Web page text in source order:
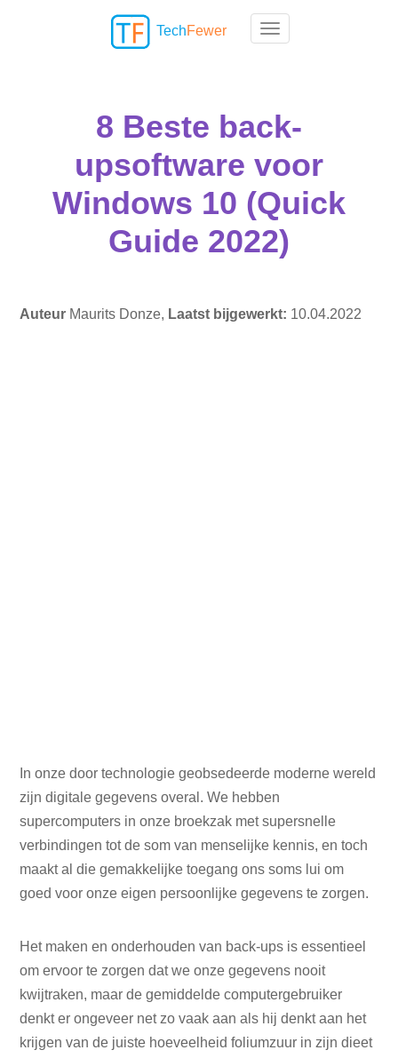
Toggle navigation
TechFewer
8 Beste back-
upsoftware voor
Windows 10 (Quick
Guide 2022)
Auteur Maurits Donze, Laatst bijgewerkt: 10.04.2022
In onze door technologie geobsedeerde moderne wereld
zijn digitale gegevens overal. We hebben
supercomputers in onze broekzak met supersnelle
verbindingen tot de som van menselijke kennis, en toch
maakt al die gemakkelijke toegang ons soms lui om
goed voor onze eigen persoonlijke gegevens te zorgen.
Het maken en onderhouden van back-ups is essentieel
om ervoor te zorgen dat we onze gegevens nooit
kwijtraken, maar de gemiddelde computergebruiker
denkt er ongeveer net zo vaak aan als hij denkt aan het
krijgen van de juiste hoeveelheid foliumzuur in zijn dieet